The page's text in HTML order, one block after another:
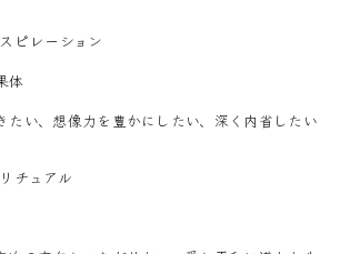
ピレーション
体
たい、想像力を豊かにしたい、深く内省したい
チュアル